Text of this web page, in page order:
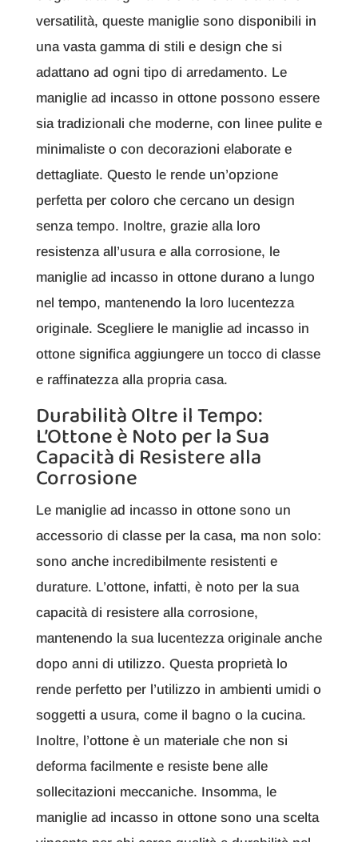
versatilità, queste maniglie sono disponibili in
una vasta gamma di stili e design che si
adattano ad ogni tipo di arredamento. Le
maniglie ad incasso in ottone possono essere
sia tradizionali che moderne, con linee pulite e
minimaliste o con decorazioni elaborate e
dettagliate. Questo le rende un’opzione
perfetta per coloro che cercano un design
senza tempo. Inoltre, grazie alla loro
resistenza all’usura e alla corrosione, le
maniglie ad incasso in ottone durano a lungo
nel tempo, mantenendo la loro lucentezza
originale. Scegliere le maniglie ad incasso in
ottone significa aggiungere un tocco di classe
e raffinatezza alla propria casa.
Durabilità Oltre il Tempo:
L’Ottone è Noto per la Sua
Capacità di Resistere alla
Corrosione
Le maniglie ad incasso in ottone sono un
accessorio di classe per la casa, ma non solo:
sono anche incredibilmente resistenti e
durature. L’ottone, infatti, è noto per la sua
capacità di resistere alla corrosione,
mantenendo la sua lucentezza originale anche
dopo anni di utilizzo. Questa proprietà lo
rende perfetto per l’utilizzo in ambienti umidi o
soggetti a usura, come il bagno o la cucina.
Inoltre, l’ottone è un materiale che non si
deforma facilmente e resiste bene alle
sollecitazioni meccaniche. Insomma, le
maniglie ad incasso in ottone sono una scelta